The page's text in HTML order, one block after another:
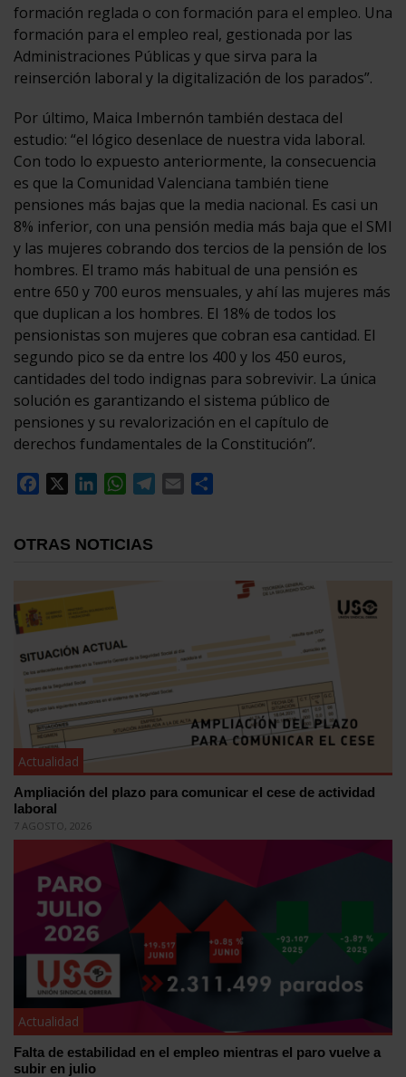
formación reglada o con formación para el empleo. Una
formación para el empleo real, gestionada por las
Administraciones Públicas y que sirva para la
reinserción laboral y la digitalización de los parados”.
Por último, Maica Imbernón también destaca del
estudio: “el lógico desenlace de nuestra vida laboral.
Con todo lo expuesto anteriormente, la consecuencia
es que la Comunidad Valenciana también tiene
pensiones más bajas que la media nacional. Es casi un
8% inferior, con una pensión media más baja que el SMI
y las mujeres cobrando dos tercios de la pensión de los
hombres. El tramo más habitual de una pensión es
entre 650 y 700 euros mensuales, y ahí las mujeres más
que duplican a los hombres. El 18% de todos los
pensionistas son mujeres que cobran esa cantidad. El
segundo pico se da entre los 400 y los 450 euros,
cantidades del todo indignas para sobrevivir. La única
solución es garantizando el sistema público de
pensiones y su revalorización en el capítulo de
derechos fundamentales de la Constitución”.
Facebook
LinkedInWhatsApp
Telegram
Email
OTRAS NOTICIAS
Actualidad
Ampliación del plazo para comunicar el cese de actividad
laboral
7 AGOSTO, 2026
Actualidad
Falta de estabilidad en el empleo mientras el paro vuelve a
subir en julio